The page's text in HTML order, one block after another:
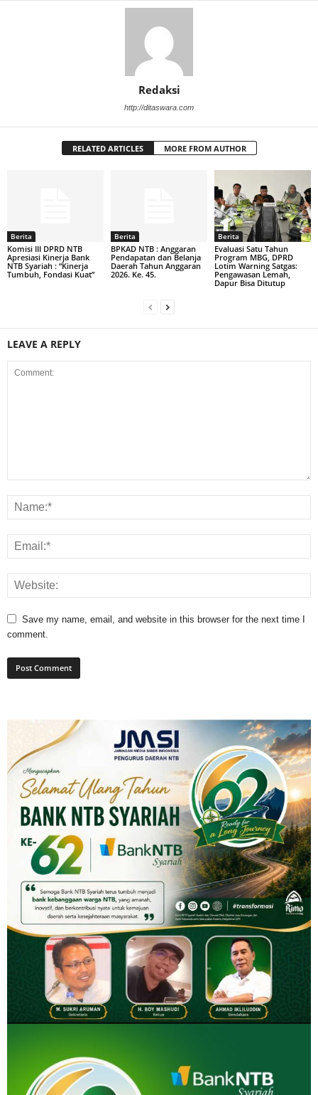
Redaksi
http://ditaswara.com
RELATED ARTICLES MORE FROM AUTHOR
Berita
Komisi III DPRD NTB
Apresiasi Kinerja Bank
NTB Syariah : “Kinerja
Tumbuh, Fondasi Kuat”
Berita
BPKAD NTB : Anggaran
Pendapatan dan Belanja
Daerah Tahun Anggaran
2026. Ke. 45.
Berita
Evaluasi Satu Tahun
Program MBG, DPRD
Lotim Warning Satgas:
Pengawasan Lemah,
Dapur Bisa Ditutup
LEAVE A REPLY
Save my name, email, and website in this browser for the next time I
comment.